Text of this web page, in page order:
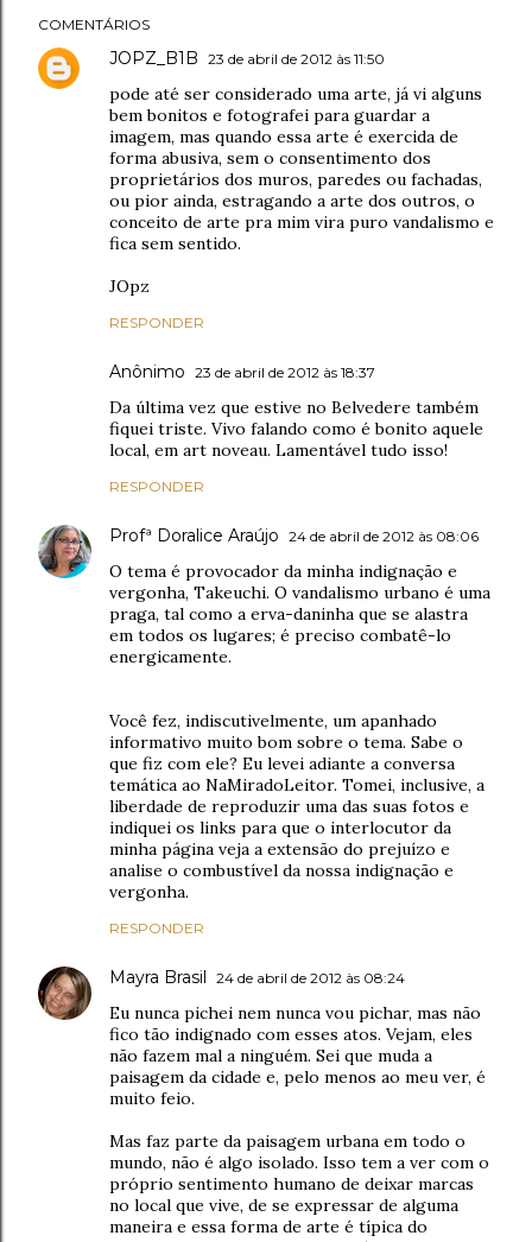
COMENTÁRIOS
JOPZ_B1B 23 de abril de 2012 às 11:50
pode até ser considerado uma arte, já vi alguns
bem bonitos e fotografei para guardar a
imagem, mas quando essa arte é exercida de
forma abusiva, sem o consentimento dos
proprietários dos muros, paredes ou fachadas,
ou pior ainda, estragando a arte dos outros, o
conceito de arte pra mim vira puro vandalismo e
fica sem sentido.
JOpz
RESPONDER
Anônimo 23 de abril de 2012 às 18:37
Da última vez que estive no Belvedere também
fiquei triste. Vivo falando como é bonito aquele
local, em art noveau. Lamentável tudo isso!
RESPONDER
Profª Doralice Araújo 24 de abril de 2012 às 08:06
O tema é provocador da minha indignação e
vergonha, Takeuchi. O vandalismo urbano é uma
praga, tal como a erva-daninha que se alastra
em todos os lugares; é preciso combatê-lo
energicamente.
Você fez, indiscutivelmente, um apanhado
informativo muito bom sobre o tema. Sabe o
que fiz com ele? Eu levei adiante a conversa
temática ao NaMiradoLeitor. Tomei, inclusive, a
liberdade de reproduzir uma das suas fotos e
indiquei os links para que o interlocutor da
minha página veja a extensão do prejuízo e
analise o combustível da nossa indignação e
vergonha.
RESPONDER
Mayra Brasil 24 de abril de 2012 às 08:24
Eu nunca pichei nem nunca vou pichar, mas não
fico tão indignado com esses atos. Vejam, eles
não fazem mal a ninguém. Sei que muda a
paisagem da cidade e, pelo menos ao meu ver, é
muito feio.
Mas faz parte da paisagem urbana em todo o
mundo, não é algo isolado. Isso tem a ver com o
próprio sentimento humano de deixar marcas
no local que vive, de se expressar de alguma
maneira e essa forma de arte é típica do